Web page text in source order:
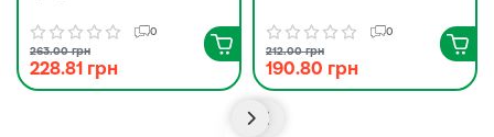
0
263.00 грн
228.81 грн
0
212.00 грн
190.80 грн